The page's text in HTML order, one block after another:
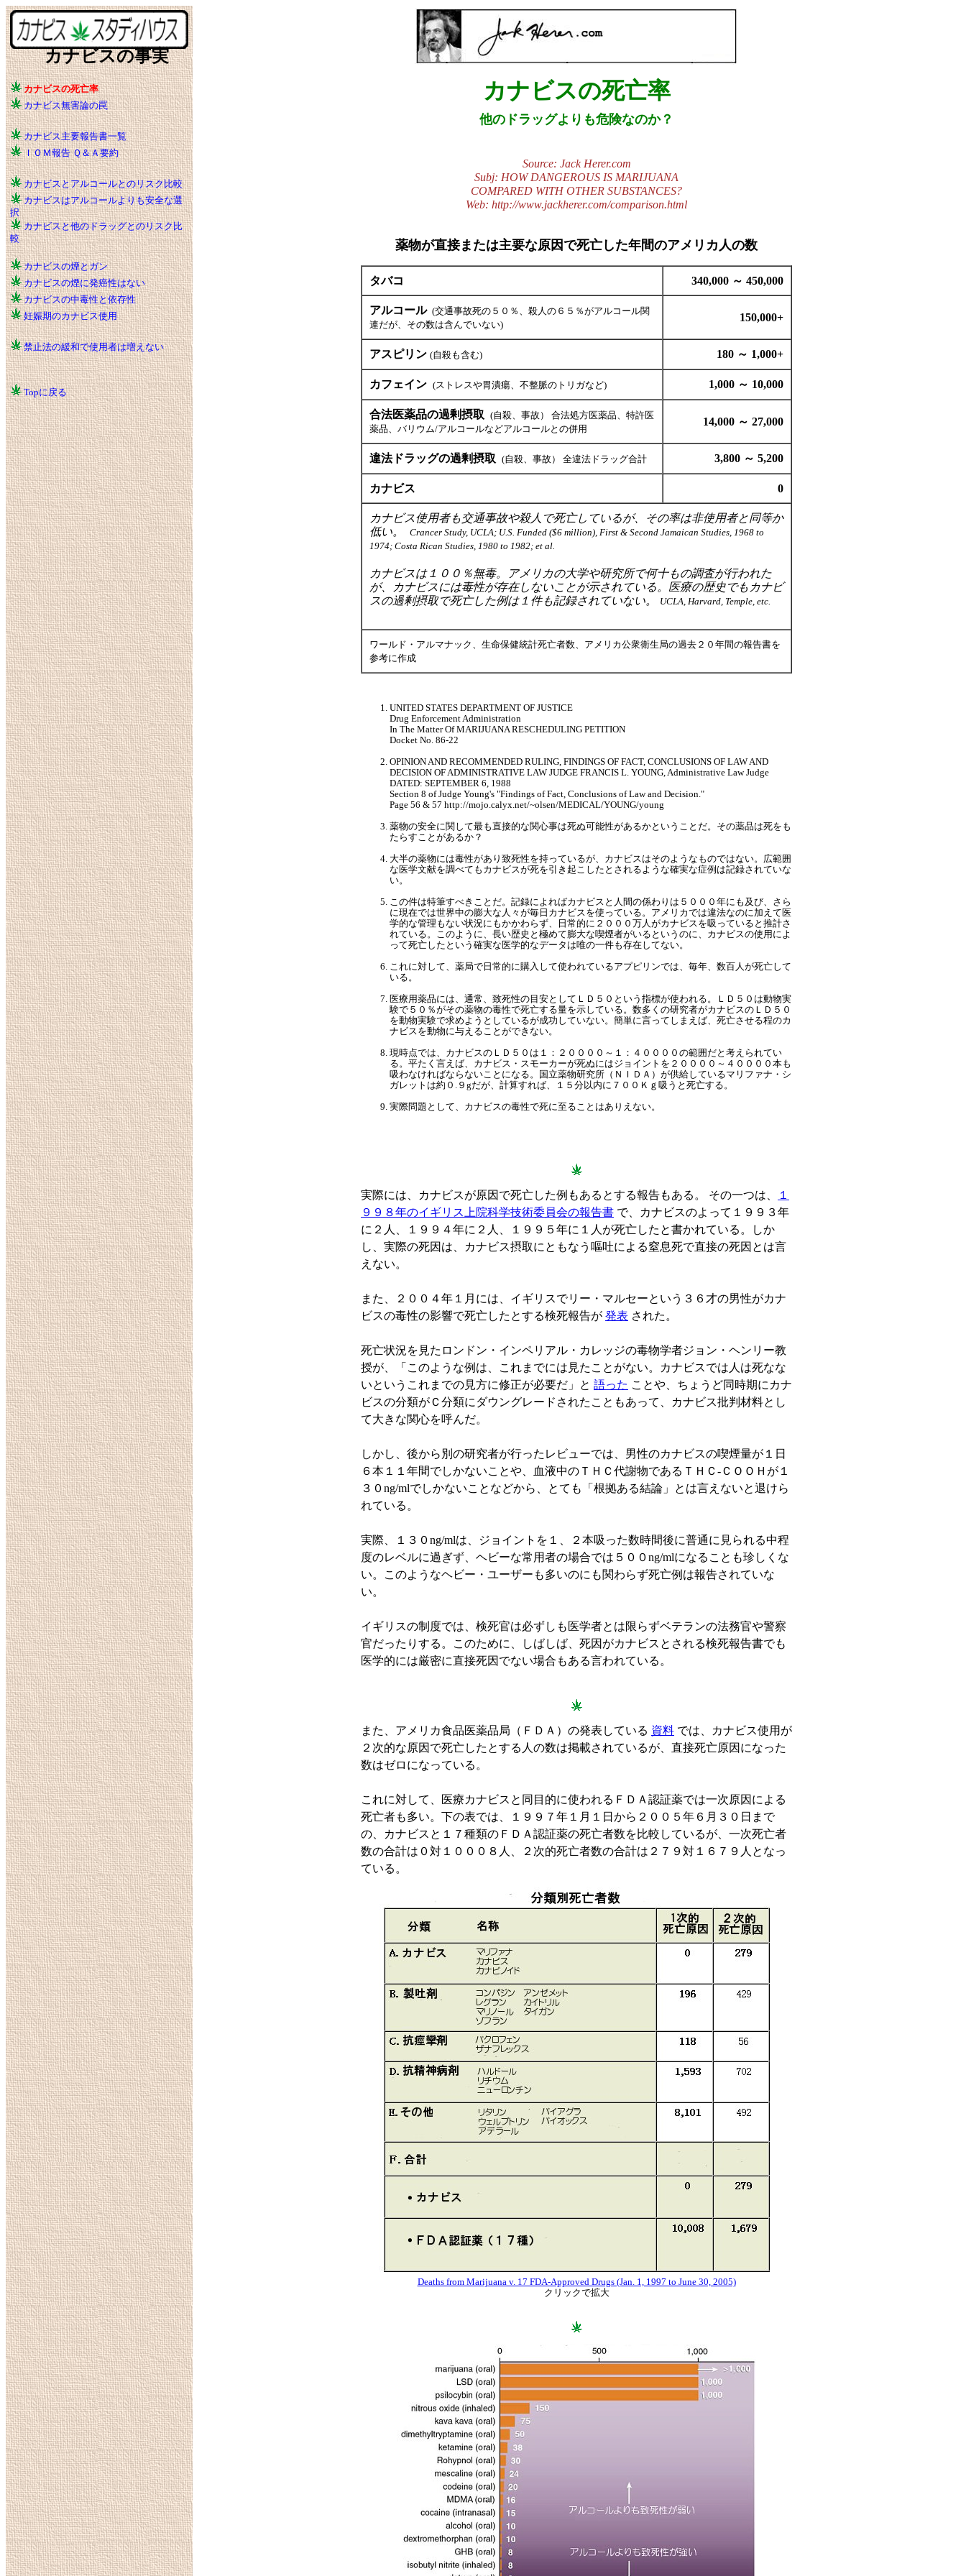
カナビスの事実
カナビスの死亡率
カナビス無害論の罠
カナビス主要報告書一覧
ＩＯＭ報告 Ｑ＆Ａ要約
カナビスとアルコールとのリスク比較
カナビスはアルコールよりも安全な選
択
カナビスと他のドラッグとのリスク比
較
カナビスの煙とガン
カナビスの煙に発癌性はない
カナビスの中毒性と依存性
妊娠期のカナビス使用
禁止法の緩和で使用者は増えない
Topに戻る
カナビスの死亡率
他のドラッグよりも危険なのか？
Source: Jack Herer.com
Subj: HOW DANGEROUS IS MARIJUANA
COMPARED WITH OTHER SUBSTANCES?
Web: http://www.jackherer.com/comparison.html
薬物が直接または主要な原因で死亡した年間のアメリカ人の数
タバコ 340,000 ～ 450,000
アルコール (交通事故死の５０％、殺人の６５％がアルコール関
連だが、その数は含んでいない)
150,000+
アスピリン (自殺も含む) 180 ～ 1,000+
カフェイン (ストレスや胃潰瘍、不整脈のトリガなど) 1,000 ～ 10,000
合法医薬品の過剰摂取 (自殺、事故） 合法処方医薬品、特許医
薬品、バリウム/アルコールなどアルコールとの併用
14,000 ～ 27,000
違法ドラッグの過剰摂取 (自殺、事故） 全違法ドラッグ合計 3,800 ～ 5,200
カナビス 0
カナビス使用者も交通事故や殺人で死亡しているが、その率は非使用者と同等か
低い。
Crancer Study, UCLA; U.S. Funded ($6 million), First & Second Jamaican Studies, 1968 to
1974; Costa Rican Studies, 1980 to 1982; et al.
カナビスは１００％無毒。アメリカの大学や研究所で何十もの調査が行われた
が、カナビスには毒性が存在しないことが示されている。医療の歴史でもカナビ
スの過剰摂取で死亡した例は１件も記録されていない。
UCLA, Harvard, Temple, etc.
ワールド・アルマナック、生命保健統計死亡者数、アメリカ公衆衛生局の過去２０年間の報告書を
参考に作成
UNITED STATES DEPARTMENT OF JUSTICE
Drug Enforcement Administration
In The Matter Of MARIJUANA RESCHEDULING PETITION
Docket No. 86-22
OPINION AND RECOMMENDED RULING, FINDINGS OF FACT, CONCLUSIONS OF LAW AND
DECISION OF ADMINISTRATIVE LAW JUDGE FRANCIS L. YOUNG, Administrative Law Judge
DATED: SEPTEMBER 6, 1988
Section 8 of Judge Young's "Findings of Fact, Conclusions of Law and Decision."
Page 56 & 57 http://mojo.calyx.net/~olsen/MEDICAL/YOUNG/young
薬物の安全に関して最も直接的な関心事は死ぬ可能性があるかということだ。その薬品は死をも
たらすことがあるか？
大半の薬物には毒性があり致死性を持っているが、カナビスはそのようなものではない。広範囲
な医学文献を調べてもカナビスが死を引き起こしたとされるような確実な症例は記録されていな
い。
この件は特筆すべきことだ。記録によればカナビスと人間の係わりは５０００年にも及び、さら
に現在では世界中の膨大な人々が毎日カナビスを使っている。アメリカでは違法なのに加えて医
学的な管理もない状況にもかかわらず、日常的に２０００万人がカナビスを吸っていると推計さ
れている。このように、長い歴史と極めて膨大な喫煙者がいるというのに、カナビスの使用によ
って死亡したという確実な医学的なデータは唯の一件も存在してない。
これに対して、薬局で日常的に購入して使われているアプピリンでは、毎年、数百人が死亡して
いる。
医療用薬品には、通常、致死性の目安としてＬＤ５０という指標が使われる。ＬＤ５０は動物実
験で５０％がその薬物の毒性で死亡する量を示している。数多くの研究者がカナビスのＬＤ５０
を動物実験で求めようとしているが成功していない。簡単に言ってしまえば、死亡させる程のカ
ナビスを動物に与えることができない。
現時点では、カナビスのＬＤ５０は１：２００００～１：４００００の範囲だと考えられてい
る。平たく言えば、カナビス・スモーカーが死ぬにはジョイントを２００００～４００００本も
吸わなければならないことになる。国立薬物研究所（ＮＩＤＡ）が供給しているマリファナ・シ
ガレットは約０.９gだが、計算すれば、１５分以内に７００Ｋｇ吸うと死亡する。
実際問題として、カナビスの毒性で死に至ることはありえない。
実際には、カナビスが原因で死亡した例もあるとする報告もある。 その一つは、
１
９９８年のイギリス上院科学技術委員会の報告書 で、カナビスのよって１９９３年
に２人、１９９４年に２人、１９９５年に１人が死亡したと書かれている。しか
し、実際の死因は、カナビス摂取にともなう嘔吐による窒息死で直接の死因とは言
えない。
また、２００４年１月には、イギリスでリー・マルセーという３６才の男性がカナ
ビスの毒性の影響で死亡したとする検死報告が 発表 された。
死亡状況を見たロンドン・インペリアル・カレッジの毒物学者ジョン・ヘンリー教
授が、「このような例は、これまでには見たことがない。カナビスでは人は死なな
いというこれまでの見方に修正が必要だ」と 語った ことや、ちょうど同時期にカナ
ビスの分類がＣ分類にダウングレードされたこともあって、カナビス批判材料とし
て大きな関心を呼んだ。
しかし、後から別の研究者が行ったレビューでは、男性のカナビスの喫煙量が１日
６本１１年間でしかないことや、血液中のＴＨＣ代謝物であるＴＨＣ-ＣＯＯＨが１
３０ng/mlでしかないことなどから、とても「根拠ある結論」とは言えないと退けら
れている。
実際、１３０ng/mlは、ジョイントを１、２本吸った数時間後に普通に見られる中程
度のレベルに過ぎず、ヘビーな常用者の場合では５００ng/mlになることも珍しくな
い。このようなヘビー・ユーザーも多いのにも関わらず死亡例は報告されていな
い。
イギリスの制度では、検死官は必ずしも医学者とは限らずベテランの法務官や警察
官だったりする。このために、しばしば、死因がカナビスとされる検死報告書でも
医学的には厳密に直接死因でない場合もある言われている。
また、アメリカ食品医薬品局（ＦＤＡ）の発表している 資料 では、カナビス使用が
２次的な原因で死亡したとする人の数は掲載されているが、直接死亡原因になった
数はゼロになっている。
これに対して、医療カナビスと同目的に使われるＦＤＡ認証薬では一次原因による
死亡者も多い。下の表では、１９９７年１月１日から２００５年６月３０日まで
の、カナビスと１７種類のＦＤＡ認証薬の死亡者数を比較しているが、一次死亡者
数の合計は０対１０００８人、２次的死亡者数の合計は２７９対１６７９人となっ
ている。
Deaths from Marijuana v. 17 FDA-Approved Drugs (Jan. 1, 1997 to June 30, 2005)
クリックで拡大